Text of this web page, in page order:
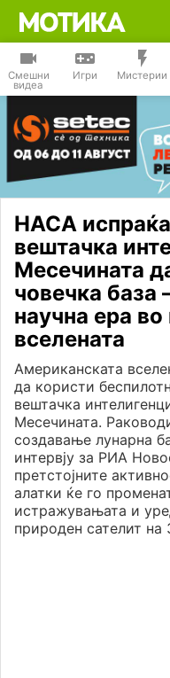
Смешни
видеа
Игри Мистерии
НАСА
вештачка
Месечината
човечка база
научна ера во
вселената
Американската
да користи
вештачка
Месечината.
создавање лунарна
интервју за РИА
претстојните
алатки ќе го
истражувањата и
природен сателит на